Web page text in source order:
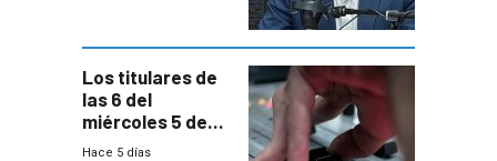
Los titulares de
las 6 del
miércoles 5 de
agosto de 2026
Hace 5 días